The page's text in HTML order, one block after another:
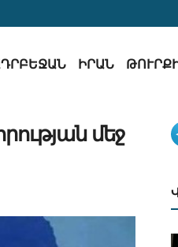
ԻՐԱՆ
մեջ